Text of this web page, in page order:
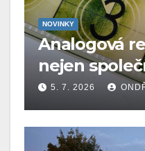
NOVINKY
Analogová
nejen
5. 7. 2026